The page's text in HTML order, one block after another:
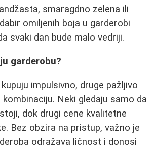
smaragdno zelena ili
omiljenih boja u garderobi
svaki dan bude malo vedriji.
garderobu?
impulsivno, druge pažljivo
Neki gledaju samo da
dok drugi cene kvalitetne
Bez obzira na pristup, važno je
odražava ličnost i donosi